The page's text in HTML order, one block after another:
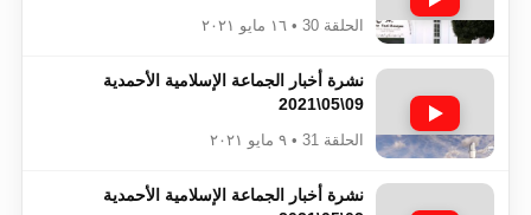
الحلقة 30 • ١٦ مايو ٢٠٢١
نشرة أخبار الجماعة الإسلامية الأحمدية
09\05\2021
الحلقة 31 • ٩ مايو ٢٠٢١
نشرة أخبار الجماعة الإسلامية الأحمدية